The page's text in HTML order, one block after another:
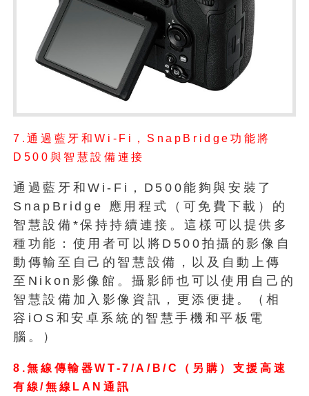
7.通過藍牙和Wi-Fi，SnapBridge功能將
D500與智慧設備連接
通過藍牙和Wi-Fi，D500能夠與安裝了
SnapBridge 應用程式（可免費下載）的
智慧設備*保持持續連接。這樣可以提供多
種功能：使用者可以將D500拍攝的影像自
動傳輸至自己的智慧設備，以及自動上傳
至Nikon影像館。攝影師也可以使用自己的
智慧設備加入影像資訊，更添便捷。（相
容iOS和安卓系統的智慧手機和平板電
腦。）
8.無線傳輸器WT-7/A/B/C（另購）支援高速
有線/無線LAN通訊